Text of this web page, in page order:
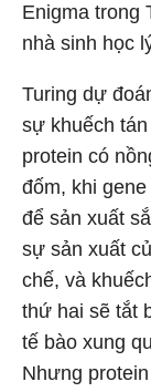
Enigma trong
nhà sinh học
Turing dự
sự khuếch
protein có
đốm, khi
để sản xuất
sự sản xuất
chế, và
thứ hai sẽ tắt
tế bào xung
Nhưng